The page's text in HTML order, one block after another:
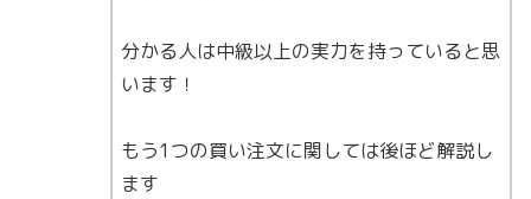
分かる人は中級以上の実力を持っていると思
います！
もう1つの買い注文に関しては後ほど解説し
ます